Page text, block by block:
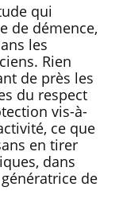
qui
de démence,
les
Rien
de près les
du respect
vis-à-
ce que
en tirer
dans
de